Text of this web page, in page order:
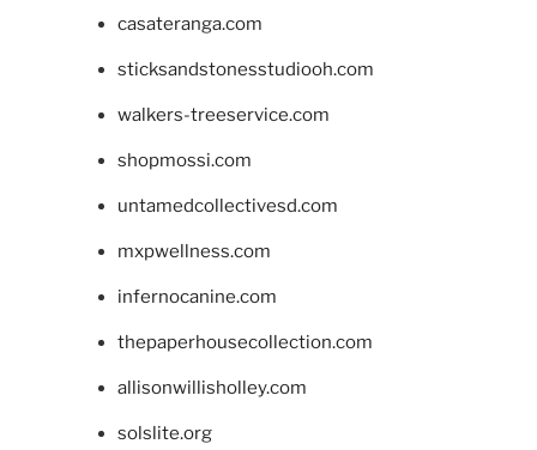
casateranga.com
sticksandstonesstudiooh.com
walkers-treeservice.com
shopmossi.com
untamedcollectivesd.com
mxpwellness.com
infernocanine.com
thepaperhousecollection.com
allisonwillisholley.com
solslite.org